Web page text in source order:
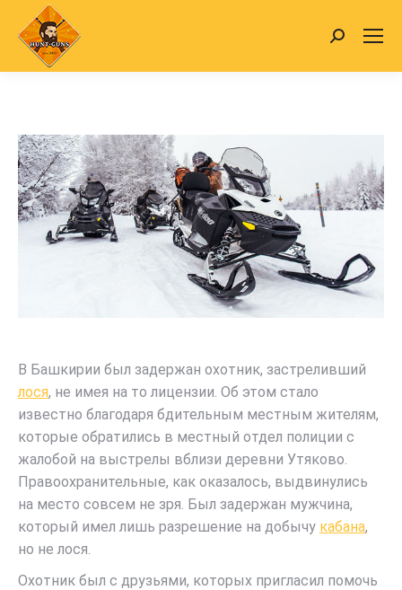
Search:
В Башкирии был задержан охотник, застреливший
лося, не имея на то лицензии. Об этом стало
известно благодаря бдительным местным жителям,
которые обратились в местный отдел полиции с
жалобой на выстрелы вблизи деревни Утяково.
Правоохранительные, как оказалось, выдвинулись
на место совсем не зря. Был задержан мужчина,
который имел лишь разрешение на добычу кабана,
но не лося.
Охотник был с друзьями, которых пригласил помочь